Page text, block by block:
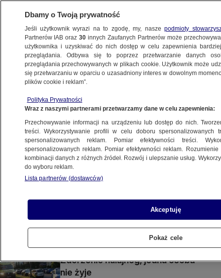
KUTNO
Samochód uderzył w żłobek.
Ewakuowano 33 osoby
ŁÓDŹ
Pociąg najechał na metalowy element
i stanął. Ewakuowano pasażerów
POWIAT KUTNOWSKI
Zakaz jazdy hulajnóg elektrycznych.
To reakcja miasta po wypadkach
Zderzenie hulajnóg, jedna osoba
nie żyje
Dbamy o Twoją prywatność
Jeśli użytkownik wyrazi na to zgodę, my, naszepodmioty
Partnerów IAB oraz30 innych Zaufanych Partnerów może
użytkownika i uzyskiwać do nich dostęp w celu zapewnienia
przeglądania. Odbywa się to poprzez przetwarzanie danych
przeglądania przechowywanych w plikach cookie. Użytkownik może
się przetwarzaniu w oparciu o uzasadniony interes w dowolnym
plików cookie i reklam”.
Polityka Prywatności
Wraz z naszymi partnerami przetwarzamy dane w celu zapewnienia:
Przechowywanie informacji na urządzeniu lub dostęp do nich.
treści. Wykorzystywanie profili w celu doboru spersonalizowanych
spersonalizowanych reklam. Pomiar efektywności treści.
spersonalizowanych reklam. Pomiar efektywności reklam.
kombinacji danych z różnych źródeł. Rozwój i ulepszanie usług.
do wyboru reklam.
Lista partnerów (dostawców)
Akceptuję
Pokaż cele